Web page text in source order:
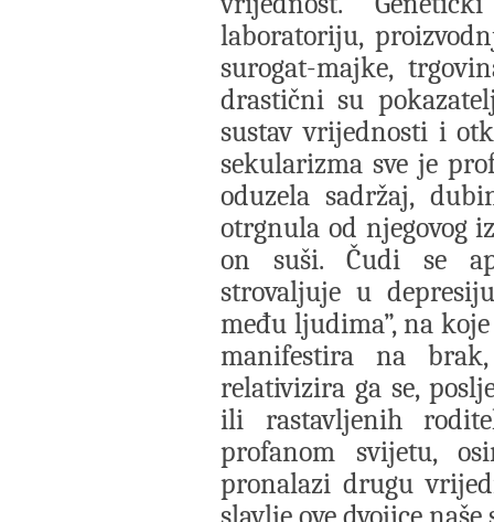
laboratoriju,
surogat-majke,
drastični su
sustav vrijednosti i
sekularizma sve je
oduzela sadržaj,
otrgnula od njegovog
on suši. Čudi se
strovaljuje u
među ljudima”, na
manifestira na
relativizira ga se,
ili rastavljenih
profanom svijetu,
pronalazi drugu